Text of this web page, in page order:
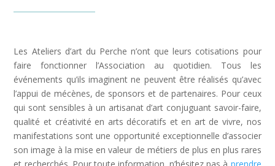
Les Ateliers d’art du Perche n’ont que leurs cotisations pour
faire fonctionner l’Association au quotidien. Tous les
événements qu’ils imaginent ne peuvent être réalisés qu’avec
l’appui de mécènes, de sponsors et de partenaires. Pour ceux
qui sont sensibles à un artisanat d’art conjuguant savoir-faire,
qualité et créativité en arts décoratifs et en art de vivre, nos
manifestations sont une opportunité exceptionnelle d’associer
son image à la mise en valeur de métiers de plus en plus rares
et recherchés. Pour toute information, n’hésitez pas à prendre